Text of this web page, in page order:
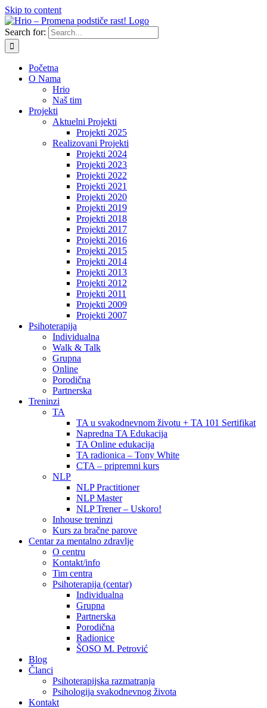
Skip to content
Search for:
Početna
O Nama
Hrio
Naš tim
Projekti
Aktuelni Projekti
Projekti 2025
Realizovani Projekti
Projekti 2024
Projekti 2023
Projekti 2022
Projekti 2021
Projekti 2020
Projekti 2019
Projekti 2018
Projekti 2017
Projekti 2016
Projekti 2015
Projekti 2014
Projekti 2013
Projekti 2012
Projekti 2011
Projekti 2009
Projekti 2007
Psihoterapija
Individualna
Walk & Talk
Grupna
Online
Porodična
Partnerska
Treninzi
TA
TA u svakodnevnom životu + TA 101 Sertifikat
Napredna TA Edukacija
TA Online edukacija
TA radionica – Tony White
CTA – pripremni kurs
NLP
NLP Practitioner
NLP Master
NLP Trener – Uskoro!
Inhouse treninzi
Kurs za bračne parove
Centar za mentalno zdravlje
O centru
Kontakt/info
Tim centra
Psihoterapija (centar)
Individualna
Grupna
Partnerska
Porodična
Radionice
ŠOSO M. Petrović
Blog
Članci
Psihoterapijska razmatranja
Psihologija svakodnevnog života
Kontakt